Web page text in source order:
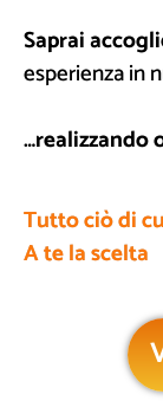
Saprai
esperienza in
…realizzando
Tutto ciò di
A te la scelta